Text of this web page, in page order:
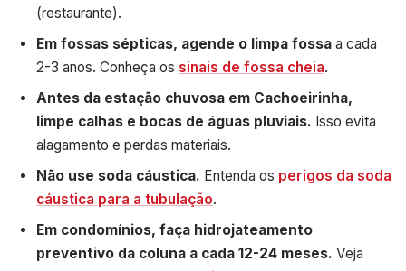
(restaurante).
Em fossas sépticas, agende o limpa fossa a cada
2-3 anos. Conheça os sinais de fossa cheia.
Antes da estação chuvosa em Cachoeirinha,
limpe calhas e bocas de águas pluviais. Isso evita
alagamento e perdas materiais.
Não use soda cáustica. Entenda os perigos da soda
cáustica para a tubulação.
Em condomínios, faça hidrojateamento
preventivo da coluna a cada 12-24 meses. Veja